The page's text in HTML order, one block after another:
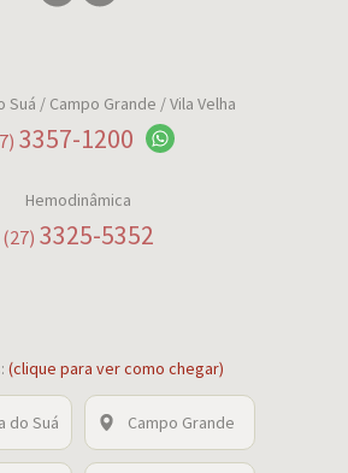
Suá / Campo Grande / Vila Velha
3357-1200
Hemodinâmica
(27) 3325-5352
(clique para ver como chegar)
do Suá Campo Grande